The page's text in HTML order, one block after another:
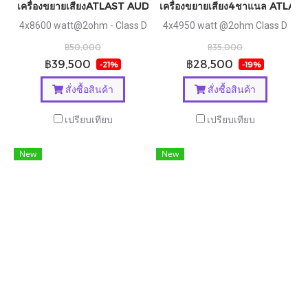
เครื่องขยายเสียงATLAST AUDIO รุ่น GT4.35
4x8600 watt@2ohm - Class D
฿50,000
฿39,500 -21%
สั่งซื้อสินค้า
เปรียบเทียบ
เครื่องขยายเสียง4ชาแนล
4x4950 watt @2ohm Class D
฿35,000
฿28,500 -19%
สั่งซื้อสินค้า
เปรียบเทียบ
New New